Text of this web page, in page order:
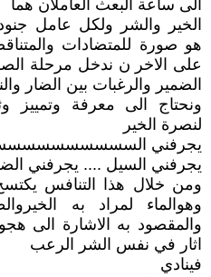
الى ساعة البعث العاملان هما
الخير والشر ولكل عامل
هو صورة للمتضادات
على الاخر ن ندخل مرحلة
الضمير والرغبات بين الضار
ونحتاج الى معرفة وتمييز
لنصرة الخير
يجرفني
يجرفني السيل .... يجرفني
ومن خلال هذا التنافس
وهوالماء لمراد به
والمقصود به الاشارة الى
اثار في نفس الشر الرعب
فينادي